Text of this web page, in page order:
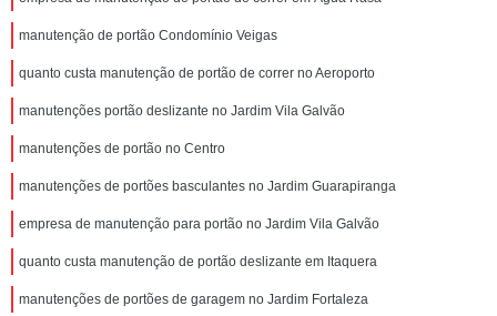
manutenção de portão Condomínio Veigas
quanto custa manutenção de portão de correr no Aeroporto
manutenções portão deslizante no Jardim Vila Galvão
manutenções de portão no Centro
manutenções de portões basculantes no Jardim Guarapiranga
empresa de manutenção para portão no Jardim Vila Galvão
quanto custa manutenção de portão deslizante em Itaquera
manutenções de portões de garagem no Jardim Fortaleza